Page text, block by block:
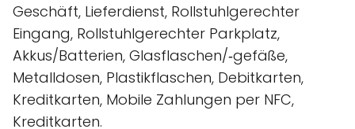
Geschäft, Lieferdienst, Rollstuhlgerechter
Eingang, Rollstuhlgerechter Parkplatz,
Akkus/Batterien, Glasflaschen/‑gefäße,
Metalldosen, Plastikflaschen, Debitkarten,
Kreditkarten, Mobile Zahlungen per NFC,
Kreditkarten.